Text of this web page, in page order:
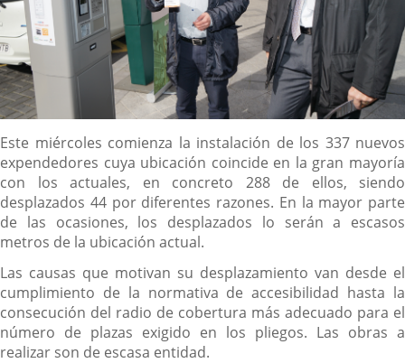
Descripción
Este miércoles comienza la instalación de los 337 nuevos
expendedores cuya ubicación coincide en la gran mayoría
con los actuales, en concreto 288 de ellos, siendo
desplazados 44 por diferentes razones. En la mayor parte
de las ocasiones, los desplazados lo serán a escasos
metros de la ubicación actual.
Las causas que motivan su desplazamiento van desde el
cumplimiento de la normativa de accesibilidad hasta la
consecución del radio de cobertura más adecuado para el
número de plazas exigido en los pliegos. Las obras a
realizar son de escasa entidad.